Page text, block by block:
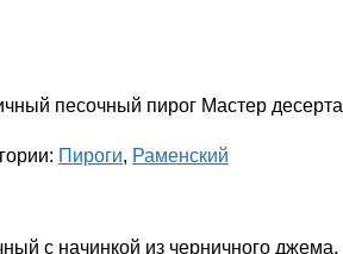
песочный пирог Мастер десерта
Пироги, Раменский
с начинкой из черничного джема.